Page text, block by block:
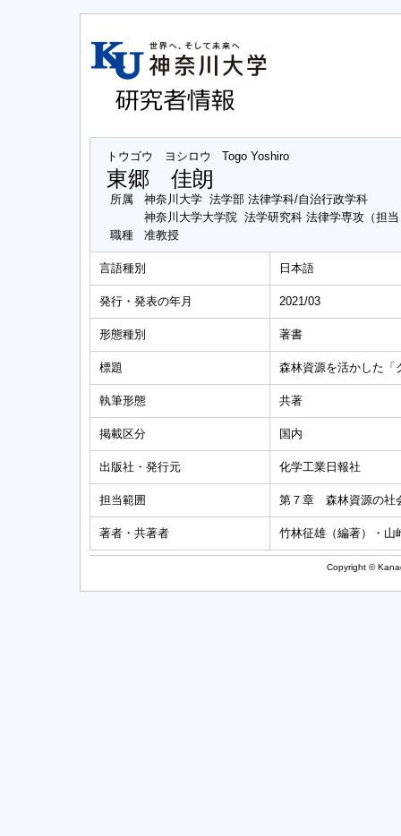
トウゴウ ヨシロウ Togo Yoshiro
東郷 佳朗
所属
神奈川大学 法学部 法律学科/自治行政学科
神奈川大学大学院 法学研究科 法律学専攻（担
職種
准教授
言語種別 日本語
発行・発表の年月 2021/03
形態種別 著書
標題 森林資源を活かした
執筆形態 共著
掲載区分 国内
出版社・発行元 化学工業日報社
担当範囲 第７章 森林資源の社
著者・共著者 竹林征雄（編著）・山
Copyright ©